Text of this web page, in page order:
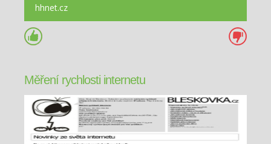
hhnet.cz
Měření rychlosti internetu